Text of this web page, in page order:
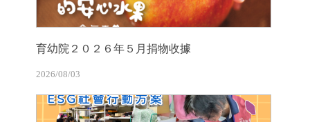
育幼院２０２６年５月捐物收據
2026/08/03